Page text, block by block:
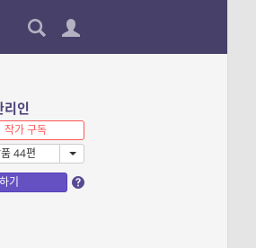
리인
작가 구독
44편
기